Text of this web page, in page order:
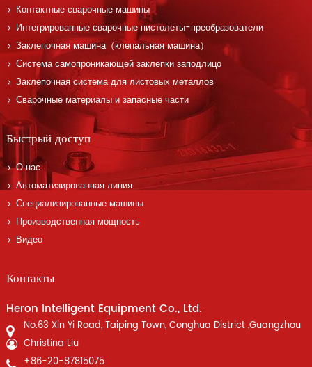
Контактные сварочные машины
Интегрированные сварочные пистолеты-преобразователи
Заклепочная машина（клепальная машина）
Система самопроникающей заклепки заподлицо
Заклепочная система для листовых металлов
Сварочные материалы и запасные части
Быстрый доступ
О нас
Автоматизированная линия
Специализированные машины
Производственная мощность
Видео
Контакты
Heron Intelligent Equipment Co., Ltd.
No.63 Xin Yi Road, Taiping Town, Conghua District ,Guangzhou
Christina Liu
+86-20-87815075